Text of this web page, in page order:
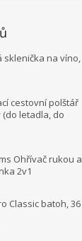
sklenička na víno,
cestovní polštář
letadla, do
Ohřívač rukou a
2v1
Classic batoh, 36